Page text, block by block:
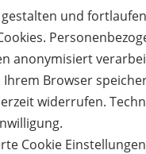
und
anonymisiert
Ihrem Browser
widerrufen.
Cookie Einstellungen
62%
DETAILS
€ 290,- €
Verfügbar:
11